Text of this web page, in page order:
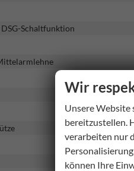
Schaltfunktion
Wir
Unsere Website
bereitzustellen.
verarbeiten nur
können Ihre